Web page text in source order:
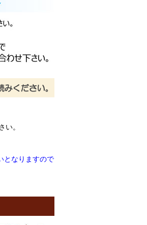
い。
となりますので